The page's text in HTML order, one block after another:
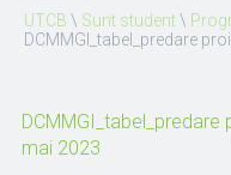
UTCB \ Sunt student\
DCMMGI_tabel_predare
DCMMGI_tabel_predare
mai 2023